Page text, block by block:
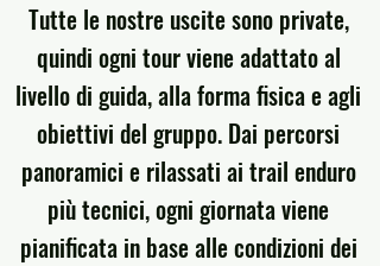
Tutte le nostre uscite sono private,
quindi ogni tour viene adattato al
livello di guida, alla forma fisica e agli
obiettivi del gruppo. Dai percorsi
panoramici e rilassati ai trail enduro
più tecnici, ogni giornata viene
pianificata in base alle condizioni dei